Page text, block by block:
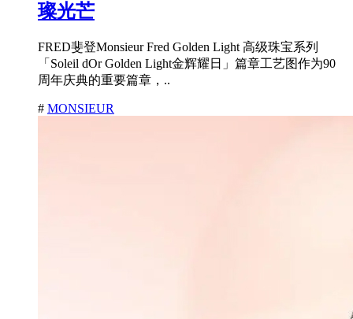
璨光芒
FRED斐登Monsieur Fred Golden Light 高级珠宝系列
「Soleil dOr Golden Light金辉耀日」篇章工艺图作为90
周年庆典的重要篇章，..
# MONSIEUR